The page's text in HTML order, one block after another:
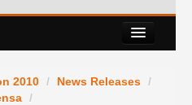
2010 / News Releases
/
/